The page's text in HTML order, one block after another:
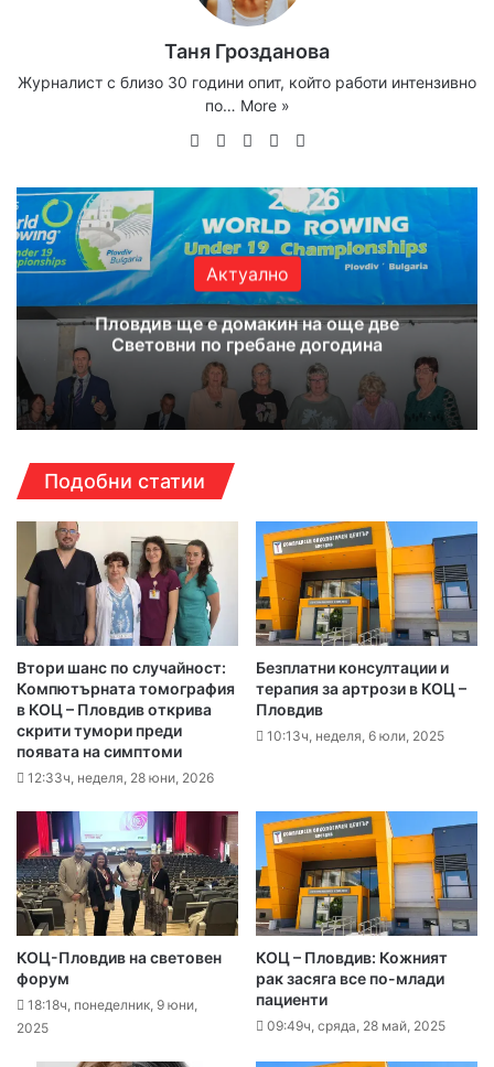
Таня Грозданова
Журналист с близо 30 години опит, който работи интензивно
по… More »
WebsiteFacebook
X YouTube
Актуално
Пловдив ще е домакин на още две
Световни по гребане догодина
Подобни статии
Втори шанс по случайност:
Компютърната томография
в КОЦ – Пловдив открива
скрити тумори преди
появата на симптоми
12:33ч, неделя, 28 юни, 2026
Безплатни консултации и
терапия за артрози в КОЦ –
Пловдив
10:13ч, неделя, 6 юли, 2025
КОЦ-Пловдив на световен
форум
18:18ч, понеделник, 9 юни,
2025
КОЦ – Пловдив: Кожният
рак засяга все по-млади
пациенти
09:49ч, сряда, 28 май, 2025